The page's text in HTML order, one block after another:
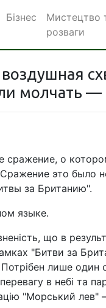
Бізнес
Мистецтво
розваги
молчать —
сражение, о
это было
за Британию".
языке.
що в
"Битви за
лише один
в небі та
"Морський лев"